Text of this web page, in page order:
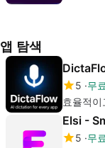
앱 탐색
5 무료
효율적
Elsi -
5 무료